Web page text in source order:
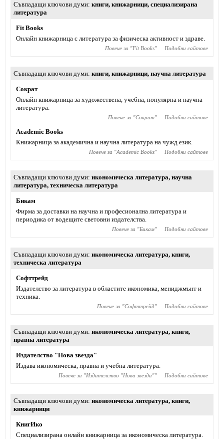
Съвпадащи ключови думи книги, книжарници, специализирана
литература
Fit Books
Онлайн книжарница с литература за физическа активност и здраве.
Повече за "Fit Books" Подобни сайтове
Съвпадащи ключови думи книги, книжарници, научна литература
Сократ
Онлайн книжарница за художествена, учебна, популярна и научна
литература.
Повече за "Сократ" Подобни сайтове
Academic Books
Книжарница за академична и научна литература на чужд език.
Повече за "Academic Books" Подобни сайтове
Съвпадащи ключови думи икономическа литература, научна
литература, техническа литература
Бикам
Фирма за доставки на научна и професионална литература и
периодика от водещите световни издателства.
Повече за "Бикам" Подобни сайтове
Съвпадащи ключови думи икономическа литература, книги,
техническа литература
Софттрейд
Издателство за литература в областите икономика, мениджмънт и
техника.
Повече за "Софттрейд" Подобни сайтове
Съвпадащи ключови думи икономическа литература, книги,
правна литература
Издателство "Нова звезда"
Издава икономическа, правна и учебна литература.
Повече за "Издателство "Нова звезда"" Подобни сайтове
Съвпадащи ключови думи икономическа литература, книги,
книжарници
КнигИко
Специализирана онлайн книжарница за икономическа литература.